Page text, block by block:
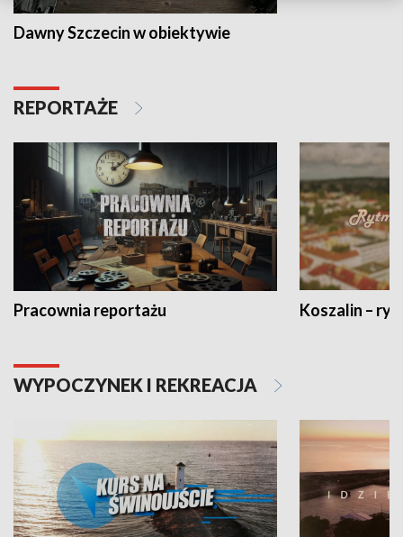
Dawny Szczecin w obiektywie
REPORTAŻE
Pracownia reportażu Koszalin –
WYPOCZYNEK I REKREACJA